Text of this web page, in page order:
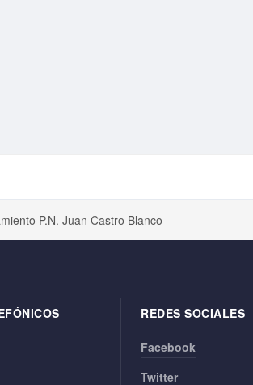
P.N. Juan Castro Blanco
REDES SOCIALES
Facebook
Twitter